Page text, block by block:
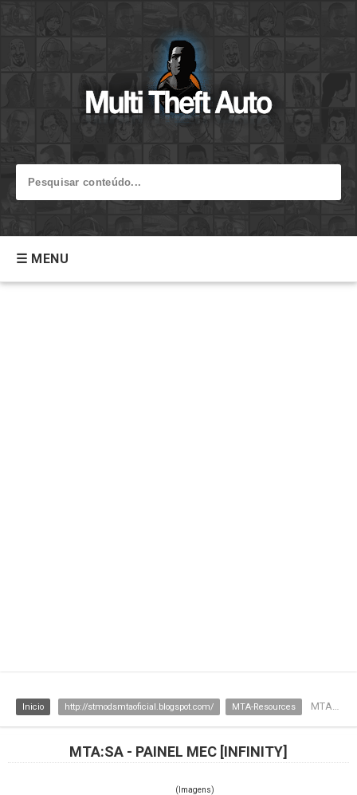
☰ MENU
Inicio http://stmodsmtaoficial.blogspot.com/ MTA-Resources MTA:SA - Painel Mec [Infinity]
MTA:SA - PAINEL MEC [INFINITY]
(Imagens)